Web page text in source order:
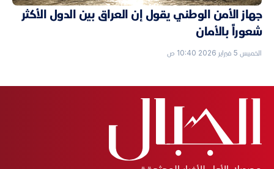
جهاز الأمن الوطني يقول إن العراق بين الدول الأكثر
شعوراً بالأمان
الخميس 5 فبراير 2026 10:40 ص